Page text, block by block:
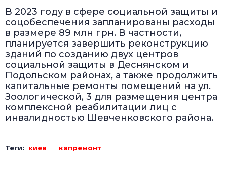
В 2023 году в сфере социальной защиты и
соцобеспечения запланированы расходы
в размере 89 млн грн. В частности,
планируется завершить реконструкцию
зданий по созданию двух центров
социальной защиты в Деснянском и
Подольском районах, а также продолжить
капитальные ремонты помещений на ул.
Зоологической, 3 для размещения центра
комплексной реабилитации лиц с
инвалидностью Шевченковского района.
Теги: киев капремонт